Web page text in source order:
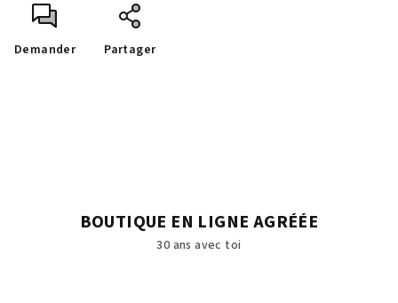
Demander Partager
BOUTIQUE EN LIGNE AGRÉÉE
30 ans avec toi